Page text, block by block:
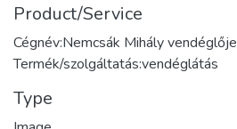
Product/Service
Cégnév:Nemcsák Mihály vendéglője
Termék/szolgáltatás:vendéglátás
Type